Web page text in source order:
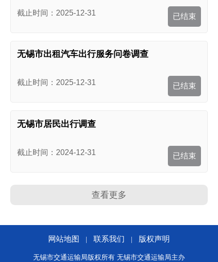
截止时间：2025-12-31 已结束
无锡市出租汽车出行服务问卷调查
截止时间：2025-12-31 已结束
无锡市居民出行调查
截止时间：2024-12-31 已结束
查看更多
网站地图 联系我们 版权声明
无锡市交通运输局版权所有 无锡市交通运输局主办